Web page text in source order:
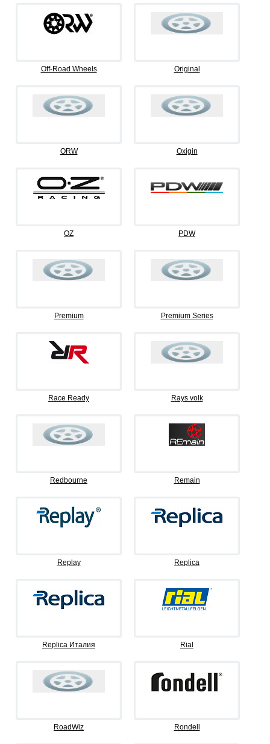
Off-Road Wheels Original
ORW Oxigin
OZ PDW
Premium Premium Series
Race Ready Rays volk
Redbourne Remain
Replay Replica
Replica Италия Rial
RoadWiz Rondell